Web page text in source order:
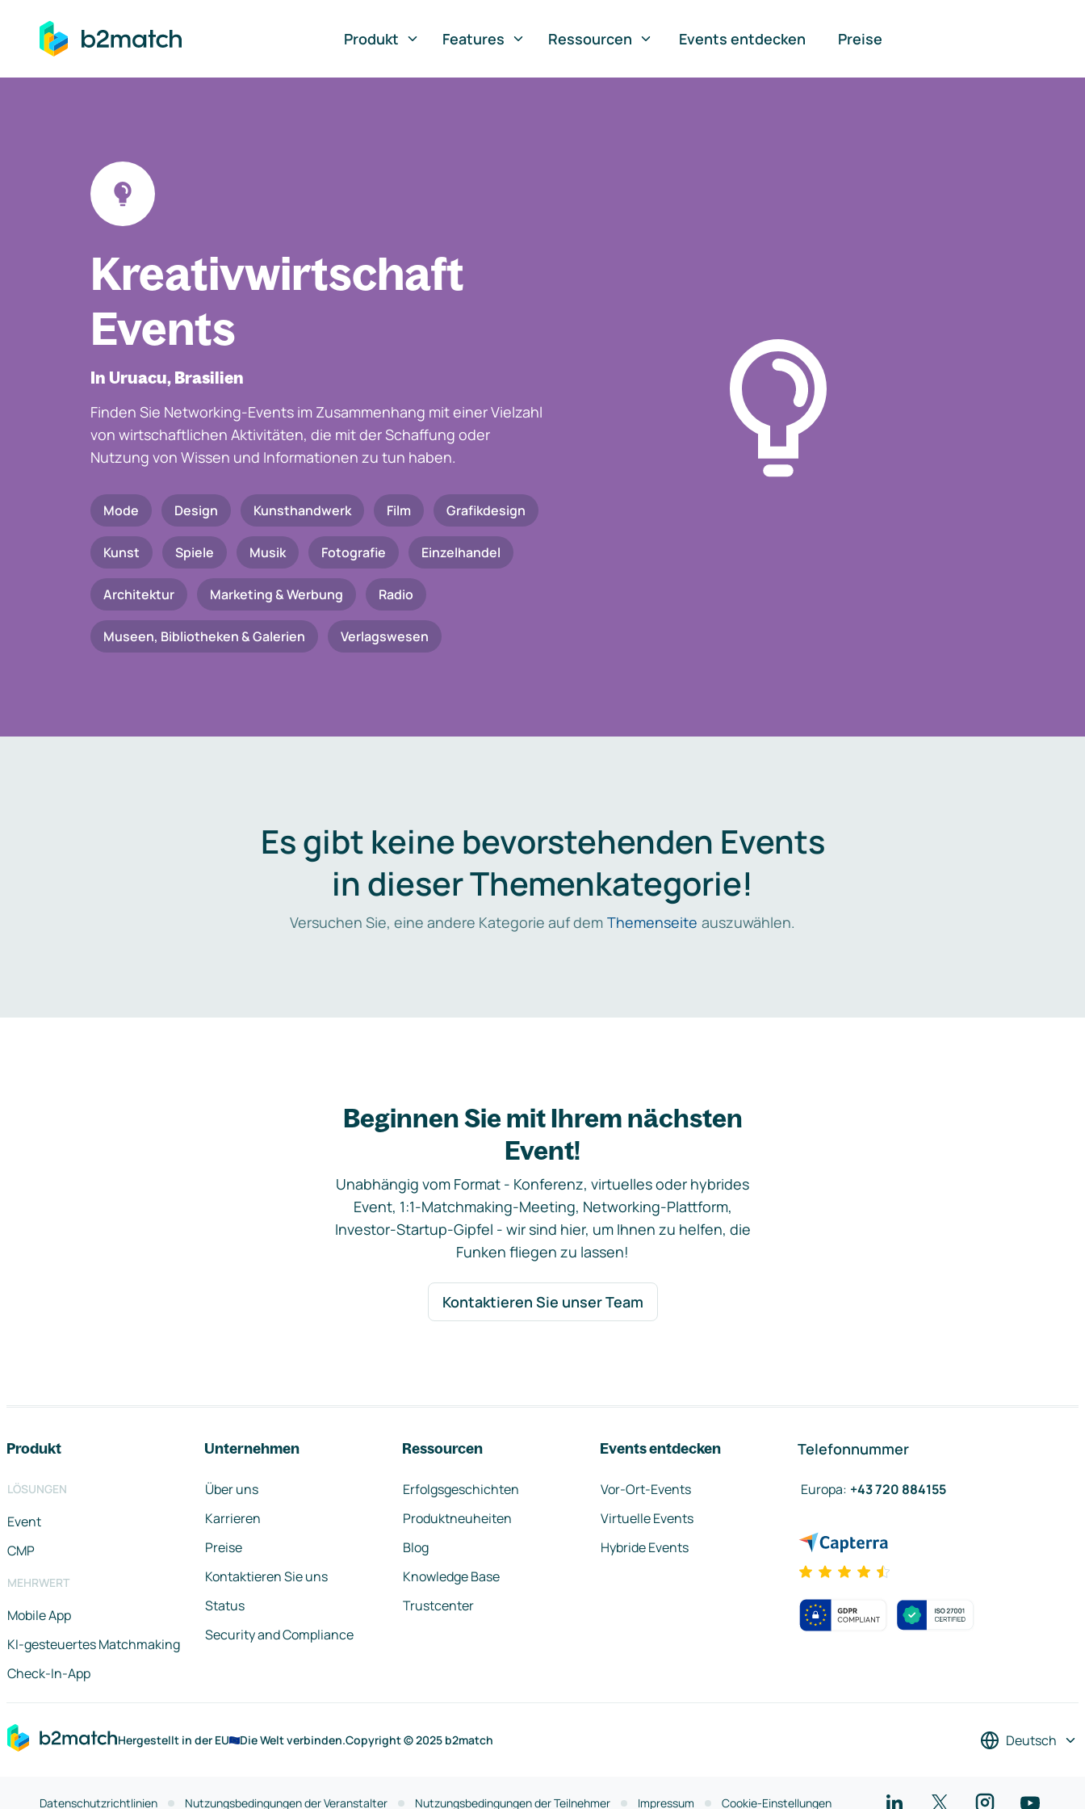
springen
Produkt
Features Ressourcen Events entdecken Preise
Kreativwirtschaft
Events
In Uruacu, Brasilien
Finden Sie Networking-Events im Zusammenhang mit einer Vielzahl
von wirtschaftlichen Aktivitäten, die mit der Schaffung oder
Nutzung von Wissen und Informationen zu tun haben.
Mode Design Kunsthandwerk Film Grafikdesign
Kunst Spiele Musik Fotografie Einzelhandel
Architektur Marketing & Werbung Radio
Museen, Bibliotheken & Galerien Verlagswesen
Es gibt keine bevorstehenden Events
in dieser Themenkategorie!
Versuchen Sie, eine andere Kategorie auf dem Themenseite auszuwählen.
Beginnen Sie mit Ihrem nächsten
Event!
Unabhängig vom Format - Konferenz, virtuelles oder hybrides
Event, 1:1-Matchmaking-Meeting, Networking-Plattform,
Investor-Startup-Gipfel - wir sind hier, um Ihnen zu helfen, die
Funken fliegen zu lassen!
Kontaktieren Sie unser Team
Produkt
LÖSUNGEN
Event
CMP
MEHRWERT
Mobile App
KI-gesteuertes Matchmaking
Check-In-App
Unternehmen
Über uns
Karrieren
Preise
Kontaktieren Sie uns
Status
Security and Compliance
Ressourcen
Erfolgsgeschichten
Produktneuheiten
Blog
Knowledge Base
Trustcenter
Events entdecken
Vor-Ort-Events
Virtuelle Events
Hybride Events
Telefonnummer
Europa: +43 720 884155
Hergestellt in der EU Die Welt verbinden.Copyright © 2025 b2match Deutsch
Datenschutzrichtlinien Nutzungsbedingungen der Veranstalter Nutzungsbedingungen der Teilnehmer Impressum Cookie-Einstellungen